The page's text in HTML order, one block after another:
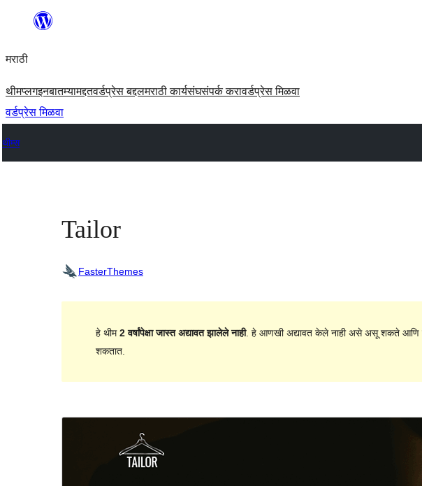
सामुग्रीवर
मराठी
थीमप्लगइनबातम्यामद्दतवर्डप्रेस बद्दलमराठी कार्यसंघसंपर्क करावर्डप्रेस मिळवा
वर्डप्रेस मिळवा
थीम्स
Tailor
FasterThemes
हे थीम2 वर्षांपेक्षा जास्त अद्यावत झालेले नाही. हे आणखी अद्यावत केले नाही असे असू शकते आणि
शकतात.